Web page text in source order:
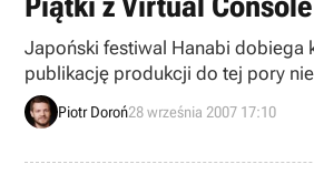
Japoński festiwal Hanabi dobiega
publikację produkcji do tej pory
niespodziankę – grę Sin and
Piotr Doroń28 września 2007 17:10